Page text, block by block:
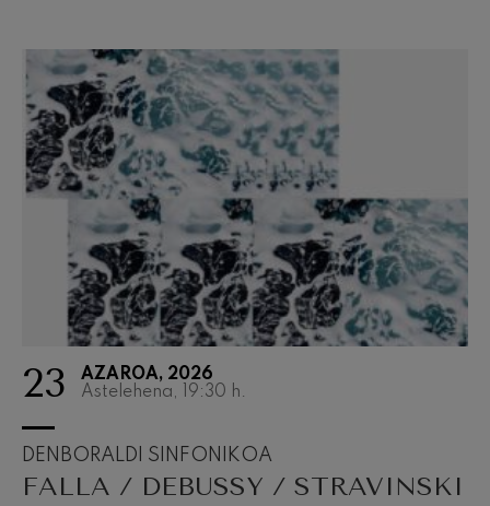
23
AZAROA, 2026
Astelehena, 19:30 h.
DENBORALDI SINFONIKOA
FALLA / DEBUSSY / STRAVINSKI